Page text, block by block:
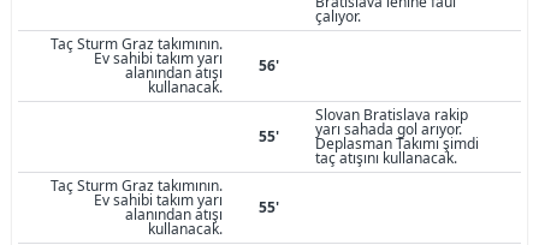
çalıyor.
Taç Sturm Graz takımının.
Ev sahibi takım yarı
alanından atışı
kullanacak.
56'
55'
Slovan Bratislava rakip
yarı sahada gol arıyor.
Deplasman Takımı şimdi
taç atışını kullanacak.
Taç Sturm Graz takımının.
Ev sahibi takım yarı
alanından atışı
kullanacak.
55'